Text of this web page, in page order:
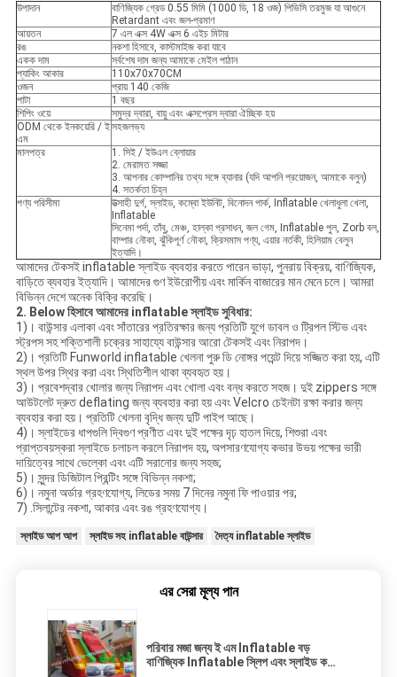
উপাদান
বাণিজ্যিক গ্রেড 0.55 মিমি (1000 ডি, 18 ওজ) পিভিসি তরমুজ যা আগুনে
Retardant এবং জল-প্রমাণ
আয়তন
7 এল এক্স 4W এক্স 6 এইচ মিটার
রঙ
নকশা হিসাবে, কাস্টমাইজ করা যাবে
একক দাম
সর্বশেষ দাম জন্য আমাকে মেইল ​​পাঠান
প্যাকিং আকার
110x70x70CM
ওজন
প্রায় 140 কেজি
পাটা
1 বছর
শিপিং ওয়ে
সমুদ্র দ্বারা, বায়ু এবং এক্সপ্রেস দ্বারা ঐচ্ছিক হয়
ODM থেকে ইনকয়েরি / ই
এম
সহজলভ্য
মালপত্র
1. সিই / ইউএল ব্লোয়ার
2. মেরামত সজ্জা
3. আপনার কোম্পানির তথ্য সঙ্গে ব্যানার (যদি আপনি প্রয়োজন, আমাকে বলুন)
4. সতর্কতা চিহ্ন
পণ্য পরিসীমা
উত্সাহী দুর্গ, স্লাইড, কম্বো ইউনিট, বিনোদন পার্ক, Inflatable খেলাধুলা খেলা,
Inflatable
সিনেমা পর্দা, তাঁবু, মেঞ্চ, হাল্কা প্রসাধন, জল গেম, Inflatable পুল, Zorb বল,
বাম্পার নৌকা, ঝুঁকিপূর্ণ নৌকা, ক্রিসমাস পণ্য, এয়ার নর্তকী, হিলিয়াম বেলুন
ইত্যাদি।
আমাদের টেকসই inflatable স্লাইড ব্যবহার করতে পারেন ভাড়া, পুনরায় বিক্রয়, বাণিজ্যিক,
বাড়িতে ব্যবহার ইত্যাদি। আমাদের গুণ ইউরোপীয় এবং মার্কিন বাজারের মান মেনে চলে। আমরা
বিভিন্ন দেশে অনেক বিক্রি করেছি।
2. Below হিসাবে আমাদের inflatable স্লাইড সুবিধার:
1)। বাউন্সার এলাকা এবং সাঁতারের প্রতিরক্ষার জন্য প্রতিটি যুগে ডাবল ও ট্রিপল স্টিভ এবং
স্ট্রপস সহ শক্তিশালী চক্রের সাহায্যে বাউন্সার আরো টেকসই এবং নিরাপদ।
2)। প্রতিটি Funworld inflatable খেলনা পুরু ডি নোঙ্গর পয়েন্ট দিয়ে সজ্জিত করা হয়, এটি
স্থল উপর স্থির করা এবং স্থিতিশীল থাকা ব্যবহৃত হয়।
3)। প্রবেশদ্বার খোলার জন্য নিরাপদ এবং খোলা এবং বন্ধ করতে সহজ। দুই zippers সঙ্গে
আউটলেট দ্রুত deflating জন্য ব্যবহার করা হয় এবং Velcro চেইনটা রক্ষা করার জন্য
ব্যবহার করা হয়। প্রতিটি খেলনা বৃদ্ধি জন্য দুটি পাইপ আছে।
4)। স্লাইডের ধাপগুলি দ্বিগুণ প্রণীত এবং দুই পক্ষের দৃঢ় হাতল দিয়ে, শিশুরা এবং
প্রাপ্তবয়স্করা স্লাইডে চলাচল করলে নিরাপদ হয়, অপসারণযোগ্য কভার উভয় পক্ষের ভারী
দায়িত্বের সাথে ভেল্কো এবং এটি সরানোর জন্য সহজ;
5)। সুন্দর ডিজিটাল প্রিন্টিং সঙ্গে বিভিন্ন নকশা;
6)। নমুনা অর্ডার গ্রহণযোগ্য, লিডের সময় 7 দিনের নমুনা ফি পাওয়ার পর;
7) .সিলান্টের নকশা, আকার এবং রঙ গ্রহণযোগ্য।
স্লাইড আপ আপ স্লাইড সহ inflatable বাউন্সার দৈত্য inflatable স্লাইড
এর সেরা মূল্য পান
পরিবার মজা জন্য ই এম Inflatable বড়
বাণিজ্যিক Inflatable স্লিপ এবং স্লাইড কম্বো